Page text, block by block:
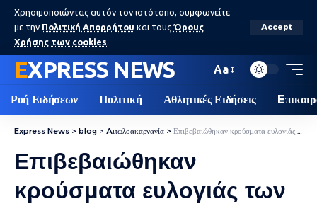
Χρησιμοποιώντας αυτόν τον ιστότοπο, συμφωνείτε
με την Πολιτική Απορρήτου και τους Όρους
Χρήσης των cookies.
Accept
EXPRESS NEWS Aa
Ροή Ειδήσεων Πολιτική Αθλητικές Ειδήσεις
Express News > blog > Aιτωλοακαρνανία > Επιβεβαιώθηκαν κρούσματα ευλογιάς των αιγοπροβάτων σε εκτροφές της Αιτωλοακαρνανίας
Επιβεβαιώθηκαν
κρούσματα ευλογιάς των